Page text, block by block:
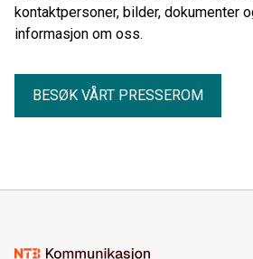
kontaktpersoner, bilder, dokumenter
informasjon om oss.
BESØK VÅRT PRESSEROM